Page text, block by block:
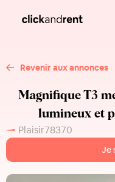
Revenir aux annonces
Magnifique T3
lumineux et
Plaisir78370
Je